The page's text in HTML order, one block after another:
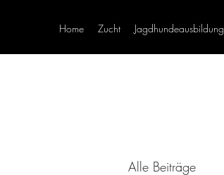
Home Zucht Jagdhundeausbildung
Alle Beiträge